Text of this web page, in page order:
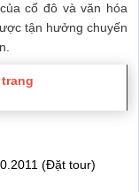
cố đô và văn hóa
tận hưởng chuyến
(Đặt tour)